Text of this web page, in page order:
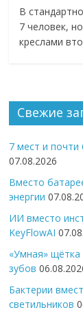
В
7 человек,
креслами
Свежие
7 мест и почти
07.08.2026
Вместо
энергии
ИИ вместо
KeyFlowAI
«Умная» щётка
зубов
Бактерии
светильников